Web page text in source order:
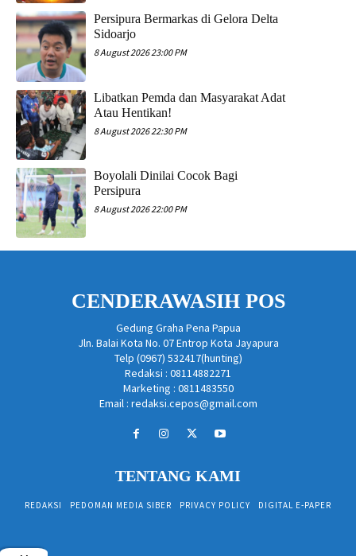
Persipura Bermarkas di Gelora Delta
Sidoarjo
8 August 2026 23:00 PM
Libatkan Pemda dan Masyarakat Adat
Atau Hentikan!
8 August 2026 22:30 PM
Boyolali Dinilai Cocok Bagi
Persipura
8 August 2026 22:00 PM
CENDERAWASIH POS
Gedung Graha Pena Papua
Jln. Balai Kota No. 07 Entrop Kota Jayapura
Telp (0967) 532417(hunting)
Redaksi : 08114882271
Marketing : 0811483550
Email : redaksi.cepos@gmail.com
TENTANG KAMI
REDAKSI PEDOMAN MEDIA SIBER PRIVACY POLICY DIGITAL E-PAPER